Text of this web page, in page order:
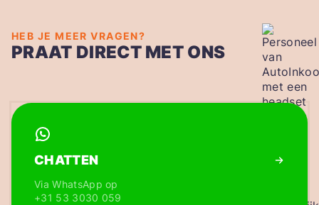
HEB JE MEER VRAGEN?
PRAAT DIRECT MET ONS
CHATTEN
Via WhatsApp op
+31 53 3030 059